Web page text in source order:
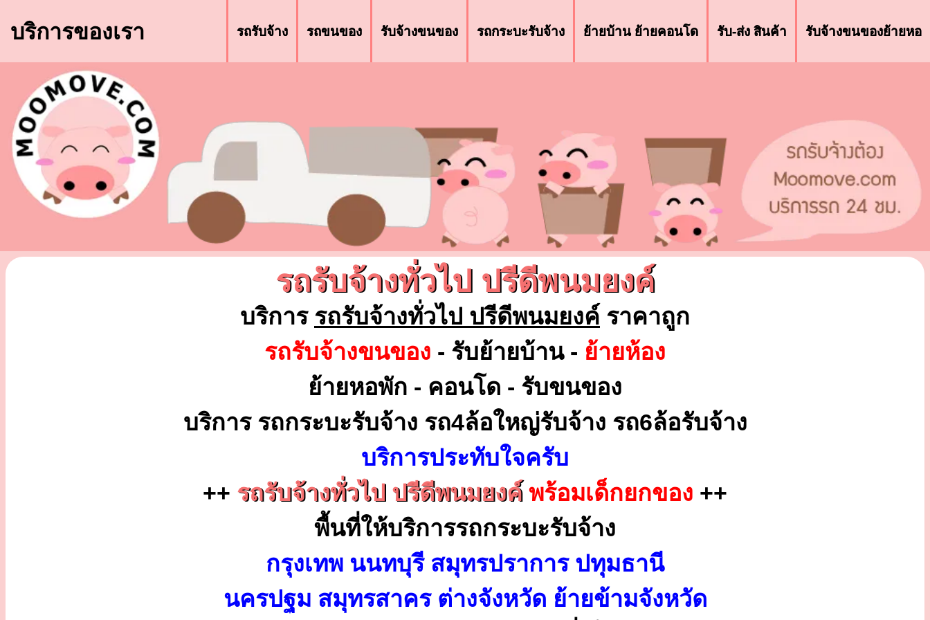
บริการของเรา รถรับจ้าง รถขนของ รับจ้างขนของ รถกระบะรับจ้าง ย้ายบ้าน ย้ายคอนโด รับ-ส่ง สินค้า รับจ้างขนของย้ายหอ
รถรับจ้างทั่วไป ปรีดีพนมยงค์
บริการ รถรับจ้างทั่วไป ปรีดีพนมยงค์ ราคาถูก
รถรับจ้างขนของ - รับย้ายบ้าน - ย้ายห้อง
ย้ายหอพัก - คอนโด - รับขนของ
บริการ รถกระบะรับจ้าง รถ4ล้อใหญ่รับจ้าง รถ6ล้อรับจ้าง
บริการประทับใจครับ
++ รถรับจ้างทั่วไป ปรีดีพนมยงค์ พร้อมเด็กยกของ ++
พื้นที่ให้บริการรถกระบะรับจ้าง
กรุงเทพ นนทบุรี สมุทรปราการ ปทุมธานี
นครปฐม สมุทรสาคร ต่างจังหวัด ย้ายข้ามจังหวัด